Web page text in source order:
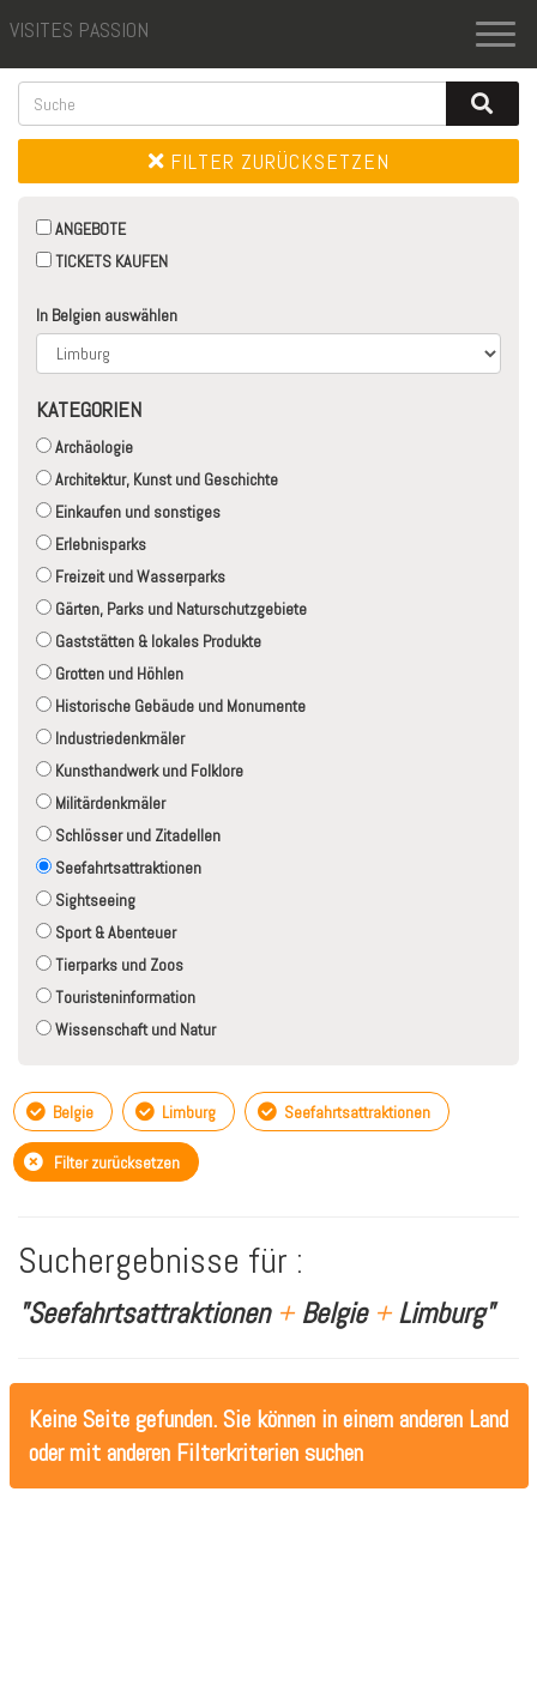
VISITES PASSION
FILTER ZURÜCKSETZEN
ANGEBOTE
TICKETS KAUFEN
In Belgien auswählen
KATEGORIEN
Archäologie
Architektur, Kunst und Geschichte
Einkaufen und sonstiges
Erlebnisparks
Freizeit und Wasserparks
Gärten, Parks und Naturschutzgebiete
Gaststätten & lokales Produkte
Grotten und Höhlen
Historische Gebäude und Monumente
Industriedenkmäler
Kunsthandwerk und Folklore
Militärdenkmäler
Schlösser und Zitadellen
Seefahrtsattraktionen
Sightseeing
Sport & Abenteuer
Tierparks und Zoos
Touristeninformation
Wissenschaft und Natur
Belgie Limburg Seefahrtsattraktionen
Filter zurücksetzen
Suchergebnisse für :
"Seefahrtsattraktionen +Belgie +Limburg"
Keine Seite gefunden. Sie können in einem anderen Land
oder mit anderen Filterkriterien suchen